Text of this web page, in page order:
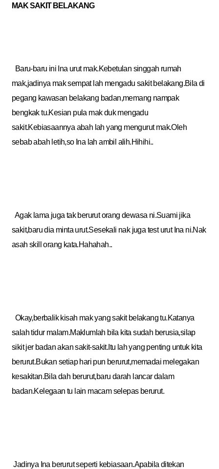
MAK SAKIT BELAKANG
Baru-baru ini Ina urut mak.Kebetulan singgah rumah
mak,jadinya mak sempat lah mengadu sakit belakang.Bila di
pegang kawasan belakang badan,memang nampak
bengkak tu.Kesian pula mak duk mengadu
sakit.Kebiasaannya abah lah yang mengurut mak.Oleh
sebab abah letih,so Ina lah ambil alih.Hihihi..
Agak lama juga tak berurut orang dewasa ni.Suami jika
sakit,baru dia minta urut.Sesekali nak juga test urut Ina ni.Nak
asah skill orang kata.Hahahah..
Okay,berbalik kisah mak yang sakit belakang tu.Katanya
salah tidur malam.Maklumlah bila kita sudah berusia,silap
sikit jer badan akan sakit-sakit.Itu lah yang penting untuk kita
berurut.Bukan setiap hari pun berurut,memadai melegakan
kesakitan.Bila dah berurut,baru darah lancar dalam
badan.Kelegaan tu lain macam selepas berurut.
Jadinya Ina berurut seperti kebiasaan.Apabila ditekan